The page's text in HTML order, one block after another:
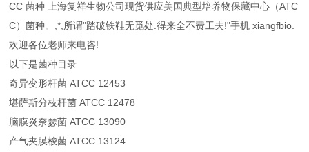
CC 菌种 上海复祥生物公司现货供应美国典型培养物保藏中心（ATC
C）菌种。,*,所谓"踏破铁鞋无觅处.得来全不费工夫!"手机 xiangfbio.
欢迎各位老师来电咨!
以下是菌种目录
奇异变形杆菌 ATCC 12453
堪萨斯分枝杆菌 ATCC 12478
脑膜炎奈瑟菌 ATCC 13090
产气夹膜梭菌 ATCC 13124